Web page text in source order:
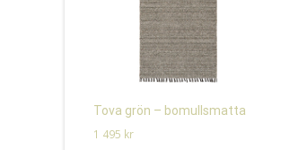
Tova grön – bomullsmatta
1 495 kr